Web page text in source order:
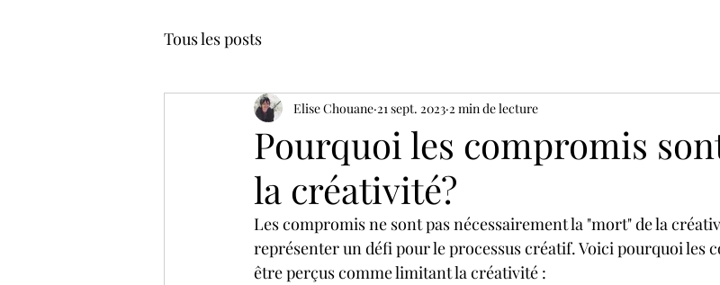
Tous les posts
Pourquoi les compromis
la créativité?
Elise Chouane 21 sept. 2023 2 min de lecture
Les compromis ne sont pas nécessairement la "mort" de la
représenter un défi pour le processus créatif. Voici pourquoi les
être perçus comme limitant la créativité :